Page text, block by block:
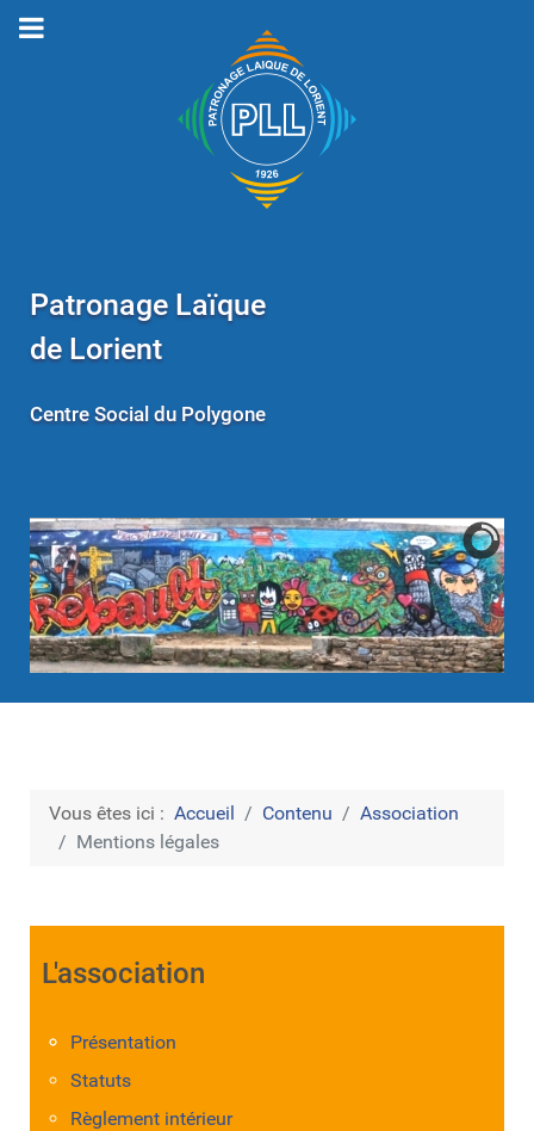
Patronage Laïque
de Lorient
Centre Social du Polygone
Vous êtes ici : Accueil Contenu
Association
Mentions légales
L'association
Présentation
Statuts
Règlement intérieur